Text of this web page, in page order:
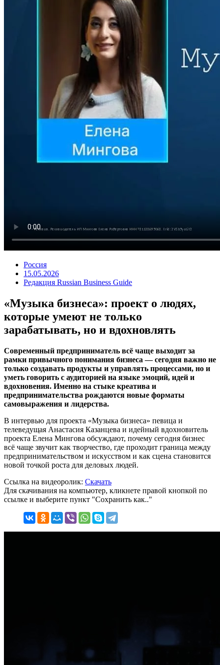
Россия
15.05.2026
Редакция Russian Business Guide
«Музыка бизнеса»: проект о людях,
которые умеют не только
зарабатывать, но и вдохновлять
Современный предприниматель всё чаще выходит за
рамки привычного понимания бизнеса — сегодня важно не
только создавать продукты и управлять процессами, но и
уметь говорить с аудиторией на языке эмоций, идей и
вдохновения. Именно на стыке креатива и
предпринимательства рождаются новые форматы
самовыражения и лидерства.
В интервью для проекта «Музыка бизнеса» певица и
телеведущая Анастасия Казанцева и идейный вдохновитель
проекта Елена Мингова обсуждают, почему сегодня бизнес
всё чаще звучит как творчество, где проходит граница между
предпринимательством и искусством и как сцена становится
новой точкой роста для деловых людей.
Ссылка на видеоролик: Скачать
Для скачивания на компьютер, кликнете правой кнопкой по
ссылке и выберите пункт "Сохранить как.."